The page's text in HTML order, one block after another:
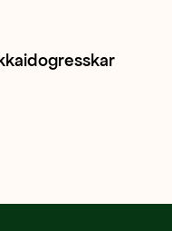
Sitron
Hvitløk